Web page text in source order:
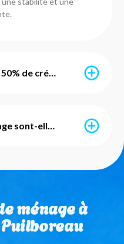
Comment bénéficier des 50% de crédit d'impôt immédiat ?
vos prestations. Ce
et notre agence
Universels (CESU)
à domicile.
Vos prestations de ménage sont-elles avec ou sans engagement ?
vous ayez besoin
vous restez libre de
sur simple
ménage à